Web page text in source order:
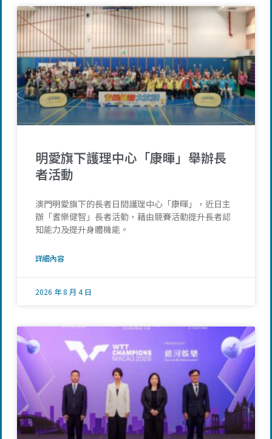
明愛旗下護理中心「康暉」舉辦長
者活動
澳門明愛旗下的長者日間護理中心「康暉」，近日主
辦「耆樂健智」長者活動，藉由競賽活動提升長者認
知能力及提升身體機能。
詳細內容
2026 年 8 月 4 日